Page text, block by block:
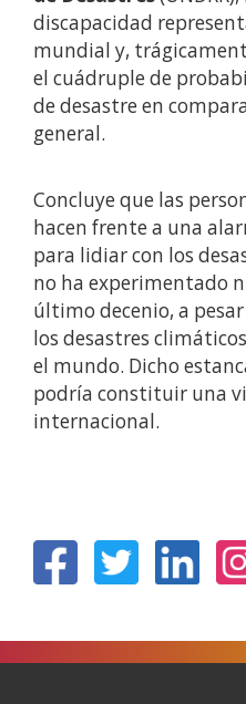
discapacidad
mundial y,
el cuádruple de
de desastre en
general.
Concluye que las
hacen frente a una
para lidiar con los
no ha experimentado
último decenio, a
los desastres
el mundo. Dicho
podría constituir una
internacional.